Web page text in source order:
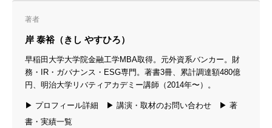
著者
岸 泰裕（きし やすひろ）
早稲田大学大学院金融工学MBA取得。元外資系バンカー。財
務・IR・ガバナンス・ESG専門。著書3冊、累計調達額480億
円、明治大学リバティアカデミー講師（2014年〜）。
▶ プロフィール詳細 ▶ 講演・取材のお問い合わせ
▶ 著
書・実績一覧